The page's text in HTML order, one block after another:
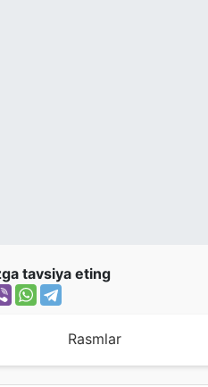
tavsiya eting
Rasmlar